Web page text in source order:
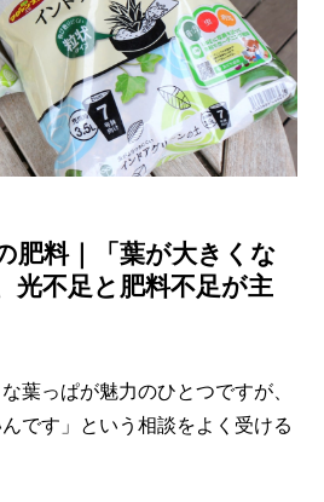
肥料｜「葉が大きくな
光不足と肥料不足が主
葉っぱが魅力のひとつですが、
です」という相談をよく受ける